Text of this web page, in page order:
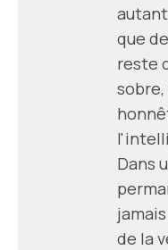
que
reste
Dans
de la